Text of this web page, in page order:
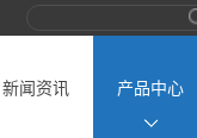
新闻资讯 产品中心